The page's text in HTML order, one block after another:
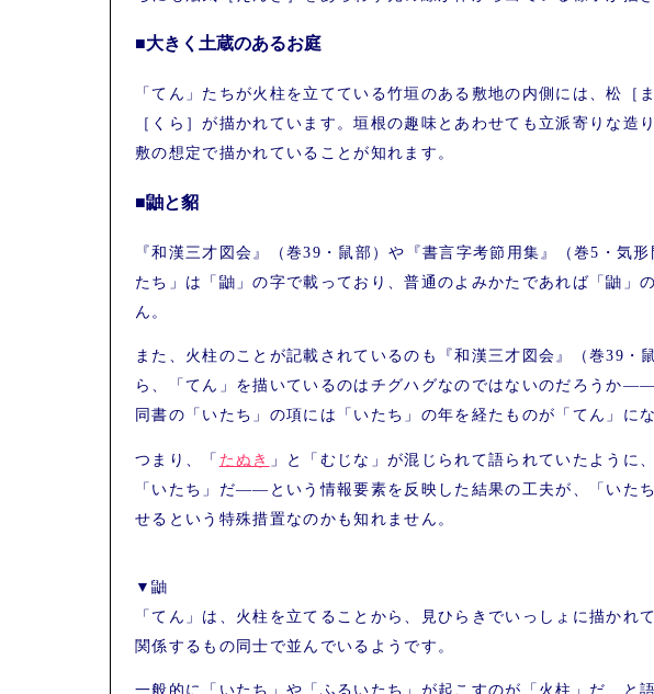
■大きく土蔵のあるお庭
「てん」たちが火柱を立てている竹垣のある敷地の内側には、松［
［くら］が描かれています。垣根の趣味とあわせても立派寄りな造
敷の想定で描かれていることが知れます。
■鼬と貂
『和漢三才図会』（巻39・鼠部）や『書言字考節用集』（巻5・気
たち」は「鼬」の字で載っており、普通のよみかたであれば「鼬」
ん。
また、火柱のことが記載されているのも『和漢三才図会』（巻39・
ら、「てん」を描いているのはチグハグなのではないのだろうか
同書の「いたち」の項には「いたち」の年を経たものが「てん」に
つまり、「 たぬき
」と「むじな」が混じられて語られていたように
「いたち」だ――という情報要素を反映した結果の工夫が、「いた
せるという特殊措置なのかも知れません。
▼鼬
「てん」は、火柱を立てることから、見ひらきでいっしょに描かれ
関係するもの同士で並んでいるようです。
一般的に「いたち」や「ふるいたち」が起こすのが「火柱」だ、と